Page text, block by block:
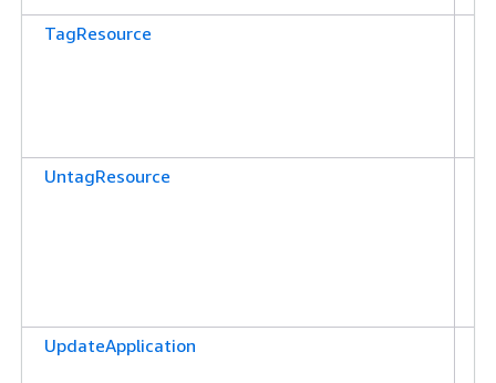
TagResource
UntagResource
UpdateApplication